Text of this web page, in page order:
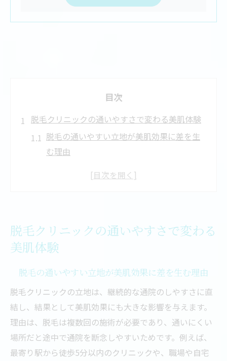
目次
脱毛クリニックの通いやすさで変わる美肌体験
脱毛の通いやすい立地が美肌効果に差を生
む理由
脱毛クリニックの予約の取りやすさと継続
医療脱毛の施術で実感する美肌効果の違い
脱毛を続けやすいクリニックの選び方とは
手軽に始める脱毛計画で理想のケアを叶える
脱毛初心者が知っておきたい計画の立て方
医療脱毛で理想のケアを叶えるポイント
脱毛の施術間隔とおすすめスケジュール例
通いやすい脱毛クリニックで始める一歩
全身脱毛やVIO脱毛の計画と注意点
脱毛クリニックの通いやすさで変わる
美肌体験
脱毛の通いやすい立地が美肌効果に差を生む理由
脱毛クリニックの立地は、継続的な通院のしやすさに直
結し、結果として美肌効果にも大きな影響を与えます。
理由は、脱毛は複数回の施術が必要であり、通いにくい
場所だと途中で通院を断念しやすいためです。例えば、
最寄り駅から徒歩5分以内のクリニックや、職場や自宅